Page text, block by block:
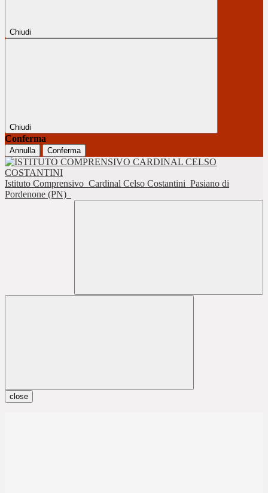
Chiudi
Chiudi
Conferma
Annulla Conferma
Istituto Comprensivo Cardinal Celso Costantini Pasiano di
Pordenone (PN)
close